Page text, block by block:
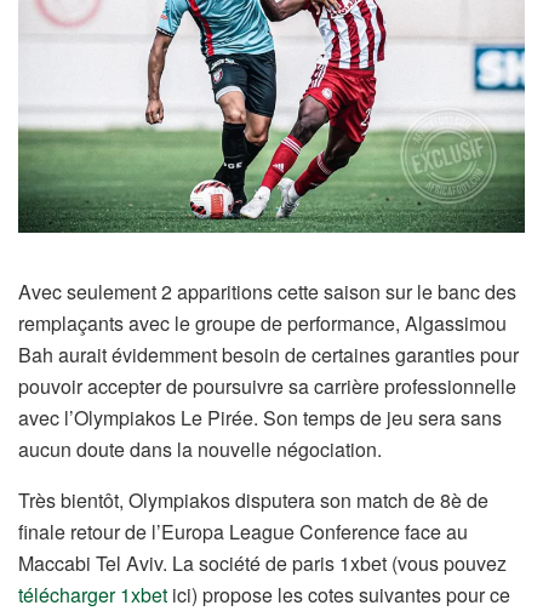
Avec seulement 2 apparitions cette saison sur le banc des
remplaçants avec le groupe de performance, Algassimou
Bah aurait évidemment besoin de certaines garanties pour
pouvoir accepter de poursuivre sa carrière professionnelle
avec l’Olympiakos Le Pirée. Son temps de jeu sera sans
aucun doute dans la nouvelle négociation.
Très bientôt, Olympiakos disputera son match de 8è de
finale retour de l’Europa League Conference face au
Maccabi Tel Aviv. La société de paris 1xbet (vous pouvez
télécharger 1xbet ici) propose les cotes suivantes pour ce